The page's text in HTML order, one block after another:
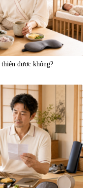
đ
uống hỗ trợ bền thành
ngừa tai biến Elastin Plus
Hokoen 80 viên
|0
đ
được không?